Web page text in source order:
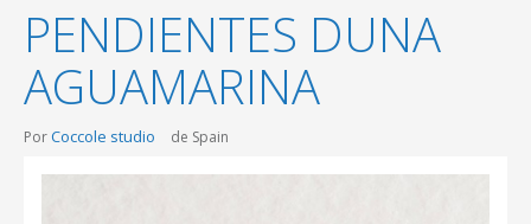
PENDIENTES DUNA
AGUAMARINA
PorCoccole studio de Spain